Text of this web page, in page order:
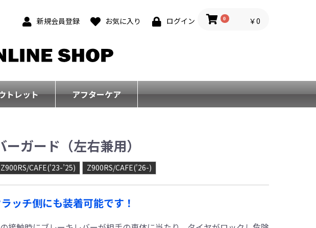
新規会員登録 お気に入り ログイン 0 ￥0
トレット アフターケア
ガード（左右兼用）
Z900RS/CAFE('23-’25) Z900RS/CAFE('26-)
ッチ側にも装着可能です！